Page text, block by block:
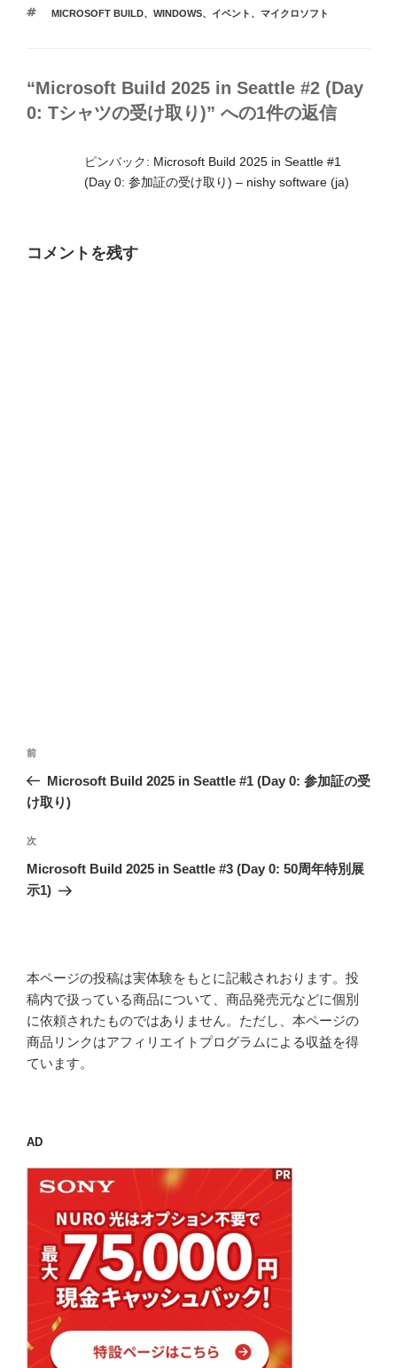
ゴ
タ
MICROSOFT BUILD、 WINDOWS、 イベント 、 マイクロソフト
“Microsoft Build 2025 in Seattle #2 (Day
0: Tシャツの受け取り)” への1件の返信
ピンバック: Microsoft Build 2025 in Seattle #1
(Day 0: 参加証の受け取り) – nishy software (ja)
コメントを残す
投
ナ
ゲ
ー
シ
前
の
投
前
Microsoft Build 2025 in Seattle #1 (Day 0: 参加証の受
け取り)
次
の
投
次
Microsoft Build 2025 in Seattle #3 (Day 0: 50周年特別展
示1)
本ページの投稿は実体験をもとに記載されおります。投
稿内で扱っている商品について、商品発売元などに個別
に依頼されたものではありません。ただし、本ページの
商品リンクはアフィリエイトプログラムによる収益を得
ています。
AD